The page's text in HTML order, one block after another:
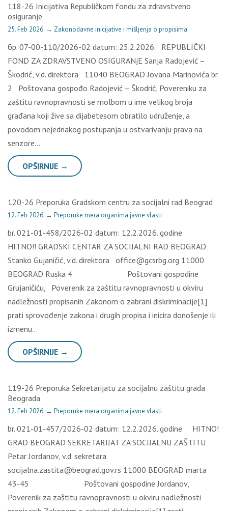
118-26 Inicijativa Republičkom fondu za zdravstveno
osiguranje
25. Feb 2026. → Zakonodavne inicijative i mišljenja o propisima
бр. 07-00-110/2026-02 datum: 25.2.2026. REPUBLIČKI
FOND ZA ZDRAVSTVENO OSIGURANjE Sanja Radojević –
Škodrić, v.d. direktora 11040 BEOGRAD Jovana Marinovića br.
2 Poštovana gospođo Radojević – Škodrić, Povereniku za
zaštitu ravnopravnosti se molbom u ime velikog broja
građana koji žive sa dijabetesom obratilo udruženje, a
povodom nejednakog postupanja u ostvarivanju prava na
senzore…
OPŠIRNIJE →
120-26 Preporuka Gradskom centru za socijalni rad Beograd
12. Feb 2026. → Preporuke mera organima javne vlasti
br. 021-01-458/2026-02 datum: 12.2.2026. godine
HITNO!! GRADSKI CENTAR ZA SOCIJALNI RAD BEOGRAD
Stanko Gujaničić, v.d. direktora office@gcsrbg.org 11000
BEOGRAD Ruska 4 Poštovani gospodine
Grujaničiću, Poverenik za zaštitu ravnopravnosti u okviru
nadležnosti propisanih Zakonom o zabrani diskriminacije[1]
prati sprovođenje zakona i drugih propisa i inicira donošenje ili
izmenu…
OPŠIRNIJE →
119-26 Preporuka Sekretarijatu za socijalnu zaštitu grada
Beograda
12. Feb 2026. → Preporuke mera organima javne vlasti
br. 021-01-457/2026-02 datum: 12.2.2026. godine HITNO!
GRAD BEOGRAD SEKRETARIJAT ZA SOCIJALNU ZAŠTITU
Petar Jordanov, v.d. sekretara
socijalna.zastita@beograd.gov.rs 11000 BEOGRAD marta
43-45 Poštovani gospodine Jordanov,
Poverenik za zaštitu ravnopravnosti u okviru nadležnosti